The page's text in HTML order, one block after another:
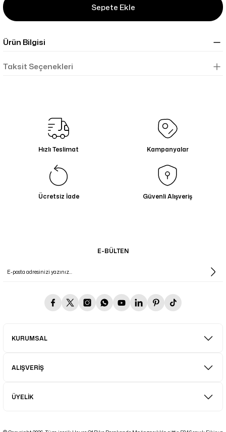
Sepete Ekle
Ürün Bilgisi
Taksit Seçenekleri
Hızlı Teslimat Kampanyalar
Ücretsiz İade Güvenli Alışveriş
E-BÜLTEN
KURUMSAL
ALIŞVERİŞ
ÜYELİK